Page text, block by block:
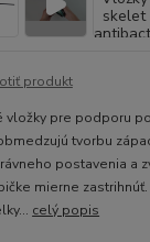
produkt
pre podporu
tvorbu
postavenia a
mierne
celý popis